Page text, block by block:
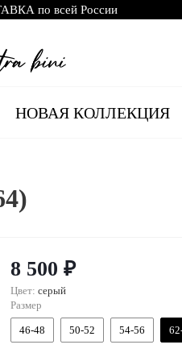
по всей России
НОВАЯ КОЛЛЕКЦИЯ
8 500 ₽
Цвет: серый
Размер
46-48 50-52 54-56